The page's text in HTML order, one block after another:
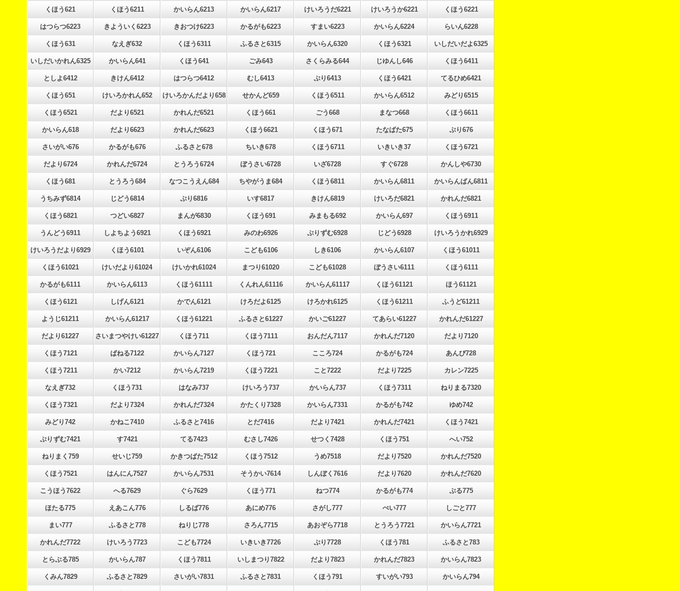
くほう621 くほう6211 かいらん6213 かいらん6217 けいろうだ6221 けいろうか6221 くほう6221
はつらつ6223 きよういく6223 きおつけ6223 かるがも6223 すまい6223 かいらん6224 らいん6228
くほう631 なえぎ632 くほう6311 ふるさと6315 かいらん6320 くほう6321 いしだいだよ6325
いしだいかれん6325 かいらん641 くほう641 ごみ643 さくらみる644 じゆんし646 くほう6411
としよ6412 きけん6412 はつらつ6412 むし6413 ぷり6413 くほう6421 てるひめ6421
くほう651 けいろかれん652 けいろかんだより658 せかんど659 くほう6511 かいらん6512 みどり6515
くほう6521 だより6521 かれんだ6521 くほう661 ごう668 まなつ668 くほう6611
かいらん618 だより6623 かれんだ6623 くほう6621 くほう671 たなばた675 ぷり676
さいがい676 かるがも676 ふるさと678 ちいき678 くほう6711 いきいき37 くほう6721
だより6724 かれんだ6724 とうろう6724 ぼうさい6728 いざ6728 すぐ6728 かんしや6730
くほう681 とうろう684 なつこうえん684 ちやがうま684 くほう6811 かいらん6811 かいらんばん6811
うちみず6814 じどう6814 ぷり6816 いす6817 きけん6819 けいろだ6821 かれんだ6821
くほう6821 つどい6827 まんが6830 くほう691 みまもる692 かいらん697 くほう6911
うんどう6911 しよちよう6921 くほう6921 みのわ6926 ぷりずむ6928 じどう6928 けいろうかれ6929
けいろうだより6929 くほう6101 いぞん6106 こども6106 しき6106 かいらん6107 くほう61011
くほう61021 けいだより61024 けいかれ61024 まつり61020 こども61028 ぼうさい6111 くほう6111
かるがも6111 かいらん6113 くほう61111 くんれん61116 かいらん61117 くほう61121 ほう61121
くほう6121 しげん6121 かでん6121 けろだよ6125 けろかれ6125 くほう61211 ふうど61211
ようじ61211 かいらん61217 くほう61221 ふるさと61227 かいご61227 てあらい61227 かれんだ61227
だより61227 さいまつやけい61227 くほう711 くほう7111 おんだん7117 かれんだ7120 だより7120
くほう7121 ぱねる7122 かいらん7127 くほう721 こころ724 かるがも724 あんぴ728
くほう7211 かい7212 かいらん7219 くほう7221 こと7222 だより7225 カレン7225
なえぎ732 くほう731 はなみ737 けいろう737 かいらん737 くほう7311 ねりまる7320
くほう7321 だより7324 かれんだ7324 かたくり7328 かいらん7331 かるがも742 ゆめ742
みどり742 かねこ7410 ふるさと7416 とだ7416 だより7421 かれんだ7421 くほう7421
ぷりずむ7421 す7421 てる7423 むさし7426 せつく7428 くほう751 へい752
ねりまく759 せいじ759 かきつばた7512 くほう7512 うめ7518 だより7520 かれんだ7520
くほう7521 はんにん7527 かいらん7531 そうかい7614 しんぼく7616 だより7620 かれんだ7620
こうほう7622 へる7629 ぐら7629 くほう771 ねつ774 かるがも774 ぷる775
ほたる775 えあこん776 しるば776 あにめ776 さがし777 ぺい777 しごと777
まい777 ふるさと778 ねりじ778 さろん7715 あおぞら7718 とうろう7721 かいらん7721
かれんだ7722 けいろう7723 こども7724 いきいき7726 ぷり7728 くほう781 ふるさと783
とらぶる785 かいらん787 くほう7811 いしまつり7822 だより7823 かれんだ7823 かいらん7823
くみん7829 ふるさと7829 さいがい7831 ふるさと7831 くほう791 すいがい793 かいらん794